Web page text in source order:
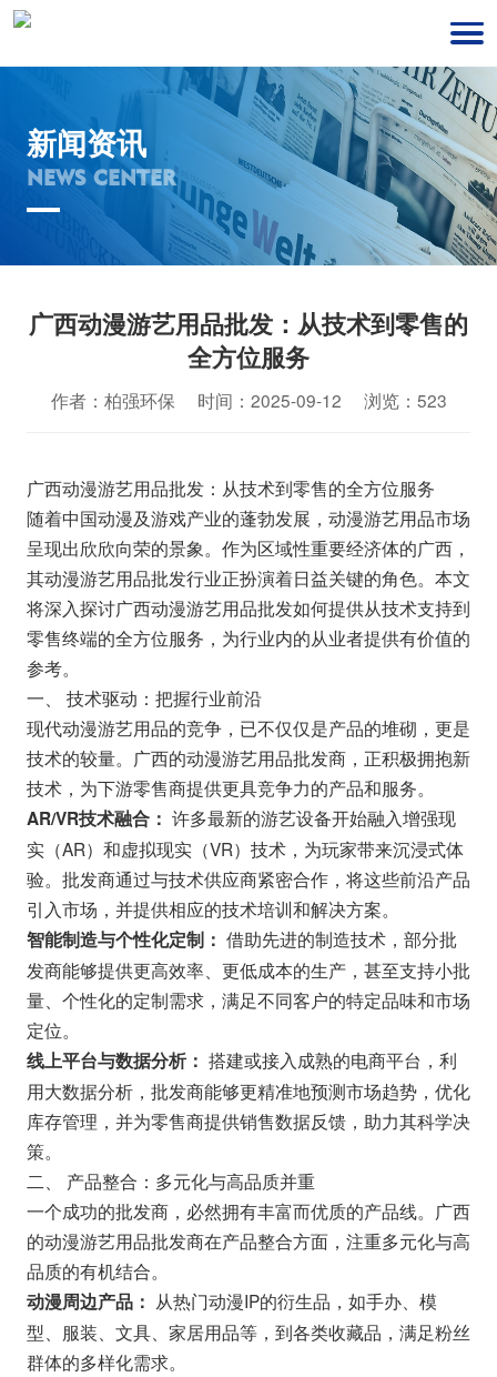
新闻资讯
NEWS CENTER
广西动漫游艺用品批发：从技术到零售的
全方位服务
作者：柏强环保 时间：2025-09-12 浏览：523
广西动漫游艺用品批发：从技术到零售的全方位服务
随着中国动漫及游戏产业的蓬勃发展，动漫游艺用品市场
呈现出欣欣向荣的景象。作为区域性重要经济体的广西，
其动漫游艺用品批发行业正扮演着日益关键的角色。本文
将深入探讨广西动漫游艺用品批发如何提供从技术支持到
零售终端的全方位服务，为行业内的从业者提供有价值的
参考。
一、 技术驱动：把握行业前沿
现代动漫游艺用品的竞争，已不仅仅是产品的堆砌，更是
技术的较量。广西的动漫游艺用品批发商，正积极拥抱新
技术，为下游零售商提供更具竞争力的产品和服务。
AR/VR技术融合： 许多最新的游艺设备开始融入增强现
实（AR）和虚拟现实（VR）技术，为玩家带来沉浸式体
验。批发商通过与技术供应商紧密合作，将这些前沿产品
引入市场，并提供相应的技术培训和解决方案。
智能制造与个性化定制： 借助先进的制造技术，部分批
发商能够提供更高效率、更低成本的生产，甚至支持小批
量、个性化的定制需求，满足不同客户的特定品味和市场
定位。
线上平台与数据分析： 搭建或接入成熟的电商平台，利
用大数据分析，批发商能够更精准地预测市场趋势，优化
库存管理，并为零售商提供销售数据反馈，助力其科学决
策。
二、 产品整合：多元化与高品质并重
一个成功的批发商，必然拥有丰富而优质的产品线。广西
的动漫游艺用品批发商在产品整合方面，注重多元化与高
品质的有机结合。
动漫周边产品： 从热门动漫IP的衍生品，如手办、模
型、服装、文具、家居用品等，到各类收藏品，满足粉丝
群体的多样化需求。